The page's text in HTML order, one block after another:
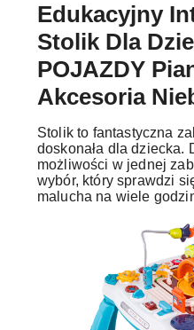
Edukacyjny
Stolik Dla
POJAZDY
Akcesoria
Stolik to fantastyczna
doskonała dla dziecka.
możliwości w jednej
wybór, który sprawdzi
malucha na wiele